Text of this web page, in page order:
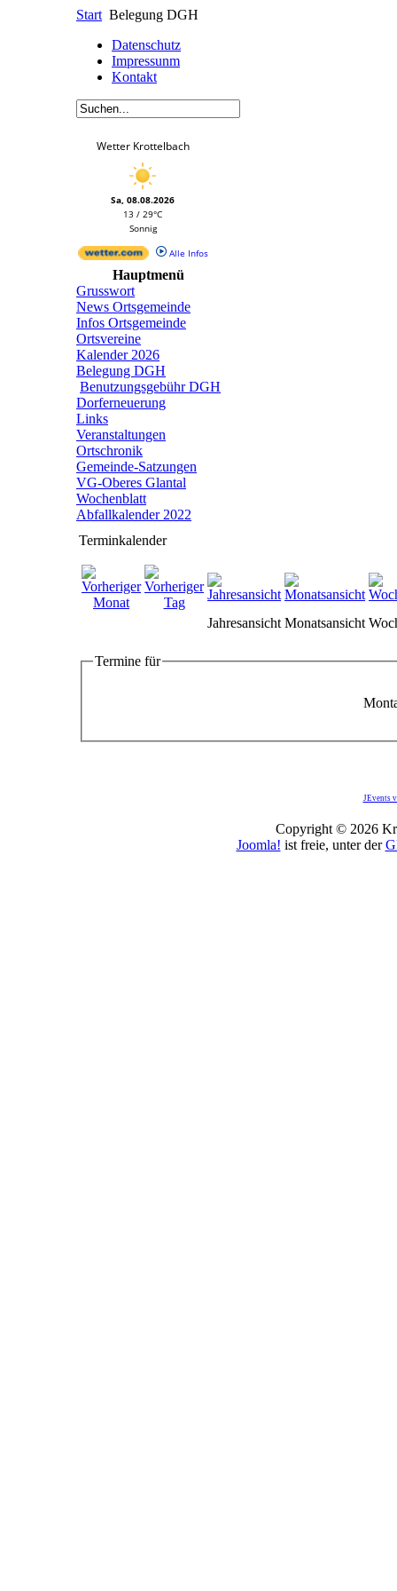
Start Belegung DGH
Datenschutz
Impressunm
Kontakt
Wetter Krottelbach
Sa, 08.08.2026
13 / 29°C
Sonnig
Alle Infos
Hauptmenü
Grusswort
News Ortsgemeinde
Infos Ortsgemeinde
Ortsvereine
Kalender 2026
Belegung DGH
Benutzungsgebühr DGH
Dorferneuerung
Links
Veranstaltungen
Ortschronik
Gemeinde-Satzungen
VG-Oberes Glantal
Wochenblatt
Abfallkalender 2022
Terminkalender
Jahresansicht Monatsansicht
Termine für
JEvents
Copyright © 2026
Joomla! ist freie, unter der